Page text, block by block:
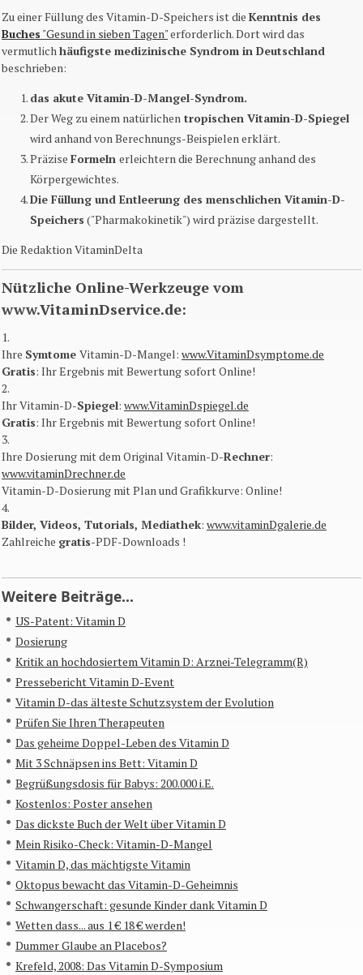
Zu einer Füllung des Vitamin-D-Speichers ist die Kenntnis des
Buches "Gesund in sieben Tagen"erforderlich. Dort wird das
vermutlichhäufigste medizinische Syndrom in Deutschland
beschrieben:
das akute Vitamin-D-Mangel-Syndrom.
Der Weg zu einem natürlichen tropischen Vitamin-D-Spiegel
wird anhand von Berechnungs-Beispielen erklärt.
Präzise Formeln erleichtern die Berechnung anhand des
Körpergewichtes.
Die Füllung und Entleerung des menschlichen Vitamin-D-
Speichers ("Pharmakokinetik") wird präzise dargestellt.
Die Redaktion VitaminDelta
Nützliche Online-Werkzeuge vom
www.VitaminDservice.de:
1.
Ihre Symtome Vitamin-D-Mangel: www.VitaminDsymptome.de
Gratis: Ihr Ergebnis mit Bewertung sofort Online​!
2.
Ihr Vitamin-D-Spiegel: www.VitaminDspiegel.de
Gratis: Ihr Ergebnis mit Bewertung sofort Online​!
3.
Ihre Dosierung mit dem Original Vitamin-D-Rechner:
www.vitaminDrechner.de
Vitamin-D-Dosierung mit Plan und Grafikkurve: Online​!
4.
Bilder, Videos, Tutorials, Mediathek: www.vitaminDgalerie.de
Zahlreiche gratis-PDF-Downloads !
Weitere Beiträge...
US-Patent: Vitamin D
Dosierung
Kritik an hochdosiertem Vitamin D: Arznei-Telegramm(R)
Pressebericht Vitamin D-Event
Vitamin D-das älteste Schutzsystem der Evolution
Prüfen Sie Ihren Therapeuten
Das geheime Doppel-Leben des Vitamin D
Mit 3 Schnäpsen ins Bett: Vitamin D
Begrüßungsdosis für Babys: 200.000 i.E.
Kostenlos: Poster ansehen
Das dickste Buch der Welt über Vitamin D
Mein Risiko-Check: Vitamin-D-Mangel
Vitamin D, das mächtigste Vitamin
Oktopus bewacht das Vitamin-D-Geheimnis
Schwangerschaft: gesunde Kinder dank Vitamin D
Wetten dass... aus 1 € 18 € werden!
Dummer Glaube an Placebos?
Krefeld, 2008: Das Vitamin D-Symposium